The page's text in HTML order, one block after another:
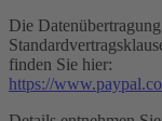
Die
finden Sie hier:
https://